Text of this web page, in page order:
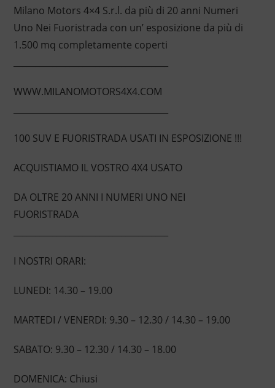
Milano Motors 4×4 S.r.l. da più di 20 anni Numeri
Uno Nei Fuoristrada con un’ esposizione da più di
1.500 mq completamente coperti
WWW.MILANOMOTORS4X4.COM
100 SUV E FUORISTRADA USATI IN ESPOSIZIONE !!!
ACQUISTIAMO IL VOSTRO 4X4 USATO
DA OLTRE 20 ANNI I NUMERI UNO NEI
FUORISTRADA
I NOSTRI ORARI:
LUNEDI: 14.30 – 19.00
MARTEDI / VENERDI: 9.30 – 12.30 / 14.30 – 19.00
SABATO: 9.30 – 12.30 / 14.30 – 18.00
DOMENICA: Chiusi